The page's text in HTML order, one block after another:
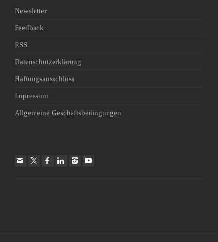
Newsletter
Feedback
RSS
Datenschutzerklärung
Haftungsausschluss
Impressum
Allgemeine Geschäftsbedingungen